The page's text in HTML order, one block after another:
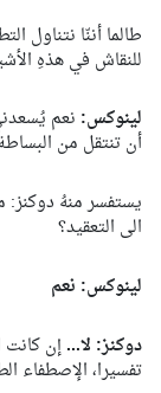
طالما أننّا نتناول
للنقاش في هذهِ
لينوكس: نعم
أن تنتقل من
يستفسر منهُ دوكنز:
الى التعقيد؟
لينوكس: نعم
دوكنز: لا...إن كانت
تفسيرا، الإصطفاء